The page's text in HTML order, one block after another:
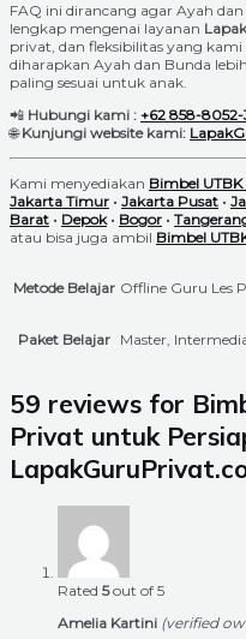
FAQ ini dirancang agar Ayah
lengkap mengenai layanan
privat, dan fleksibilitas yang
diharapkan Ayah dan Bunda
paling sesuai untuk anak.
📲 Hubungi kami : +62 858-
🌐Kunjungi website kami:
Kami menyediakan Bimbel UTBK
Jakarta Timur • Jakarta Pusat •
Barat • Depok• Bogor •
atau bisa juga ambil Bimbel
Metode Belajar Offline Guru Les
Paket Belajar Master,
59 reviews for
Privat untuk
Rated 5out of 5
Amelia Kartini (verified